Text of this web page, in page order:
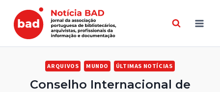
content
ARQUIVOS MUNDO ÚLTIMAS NOTÍCIAS
Conselho Internacional de